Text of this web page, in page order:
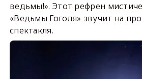
ведьмы!». Этот рефрен
«Ведьмы Гоголя» звучит на
спектакля.